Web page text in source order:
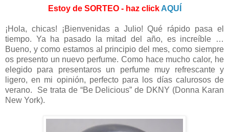
Estoy de SORTEO - haz click AQUÍ
¡Hola, chicas! ¡Bienvenidas a Julio! Qué rápido pasa el
tiempo. Ya ha pasado la mitad del año, es increíble …
Bueno, y como estamos al principio del mes, como siempre
os presento un nuevo perfume. Como hace mucho calor, he
elegido para presentaros un perfume muy refrescante y
ligero, en mi opinión, perfecto para los días calurosos de
verano. Se trata de “Be Delicious” de DKNY (Donna Karan
New York).